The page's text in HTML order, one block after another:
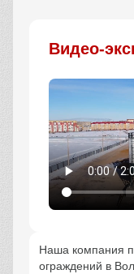
Видео-
Наша компания
ограждений в